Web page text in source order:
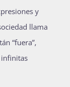
1
y
llama
“fuera”,